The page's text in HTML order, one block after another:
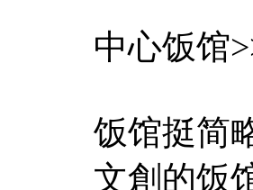
中心饭馆
饭馆挺简
文創的饭